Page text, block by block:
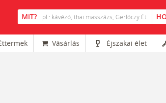
Vásárlás Éjszakai élet